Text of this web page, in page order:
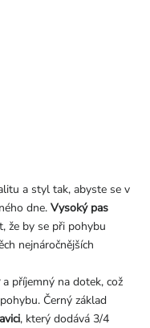
a styl tak, abyste se v
dne. Vysoký pas
že by se při pohybu
nejnáročnějších
a příjemný na dotek, což
Černý základ
, který dodává 3/4